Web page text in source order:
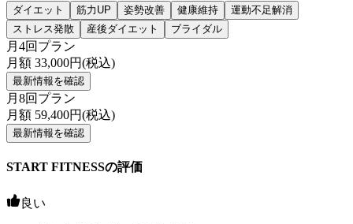
ダイエット 筋力UP 姿勢改善 健康維持
運動不足解消
ストレス発散
産後ダイエット ブライダル
月4回プラン
月額 33,000円(税込)
最新情報を確認
月8回プラン
月額 59,400円(税込)
最新情報を確認
START FITNESSの評価
良い